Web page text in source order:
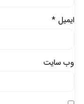
ایمیل*
وب‌ سایت